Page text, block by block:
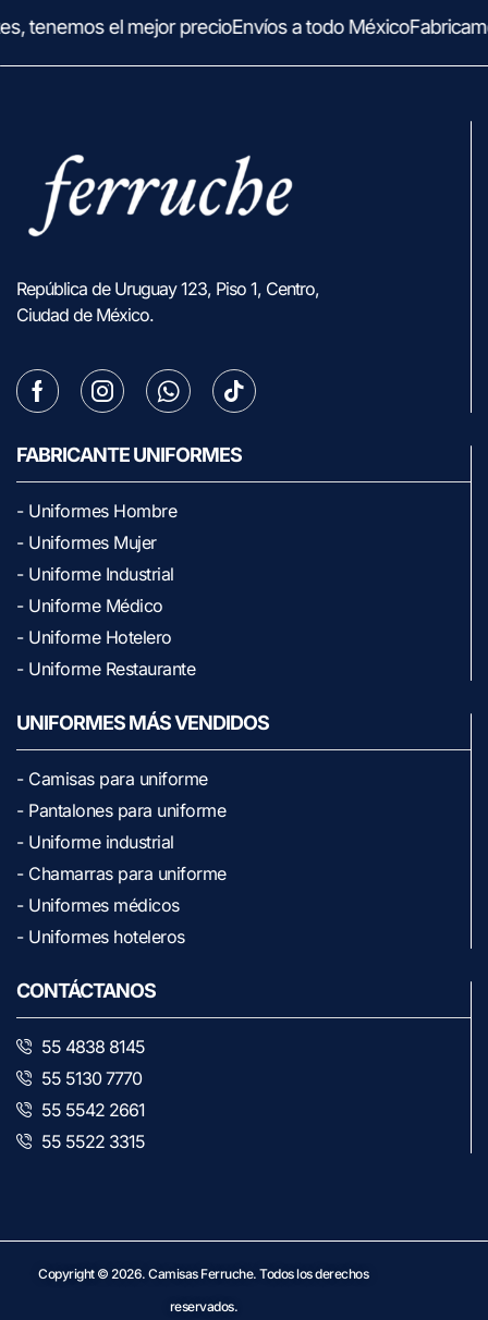
tenemos el mejor precioEnvíos a todo México
República de Uruguay 123, Piso 1, Centro,
Ciudad de México.
FABRICANTE UNIFORMES
- Uniformes Hombre
- Uniformes Mujer
- Uniforme Industrial
- Uniforme Médico
- Uniforme Hotelero
- Uniforme Restaurante
UNIFORMES MÁS VENDIDOS
- Camisas para uniforme
- Pantalones para uniforme
- Uniforme industrial
- Chamarras para uniforme
- Uniformes médicos
- Uniformes hoteleros
CONTÁCTANOS
55 4838 8145
55 5130 7770
55 5542 2661
55 5522 3315
Copyright © 2026.Camisas Ferruche. Todos los derechos
reservados.